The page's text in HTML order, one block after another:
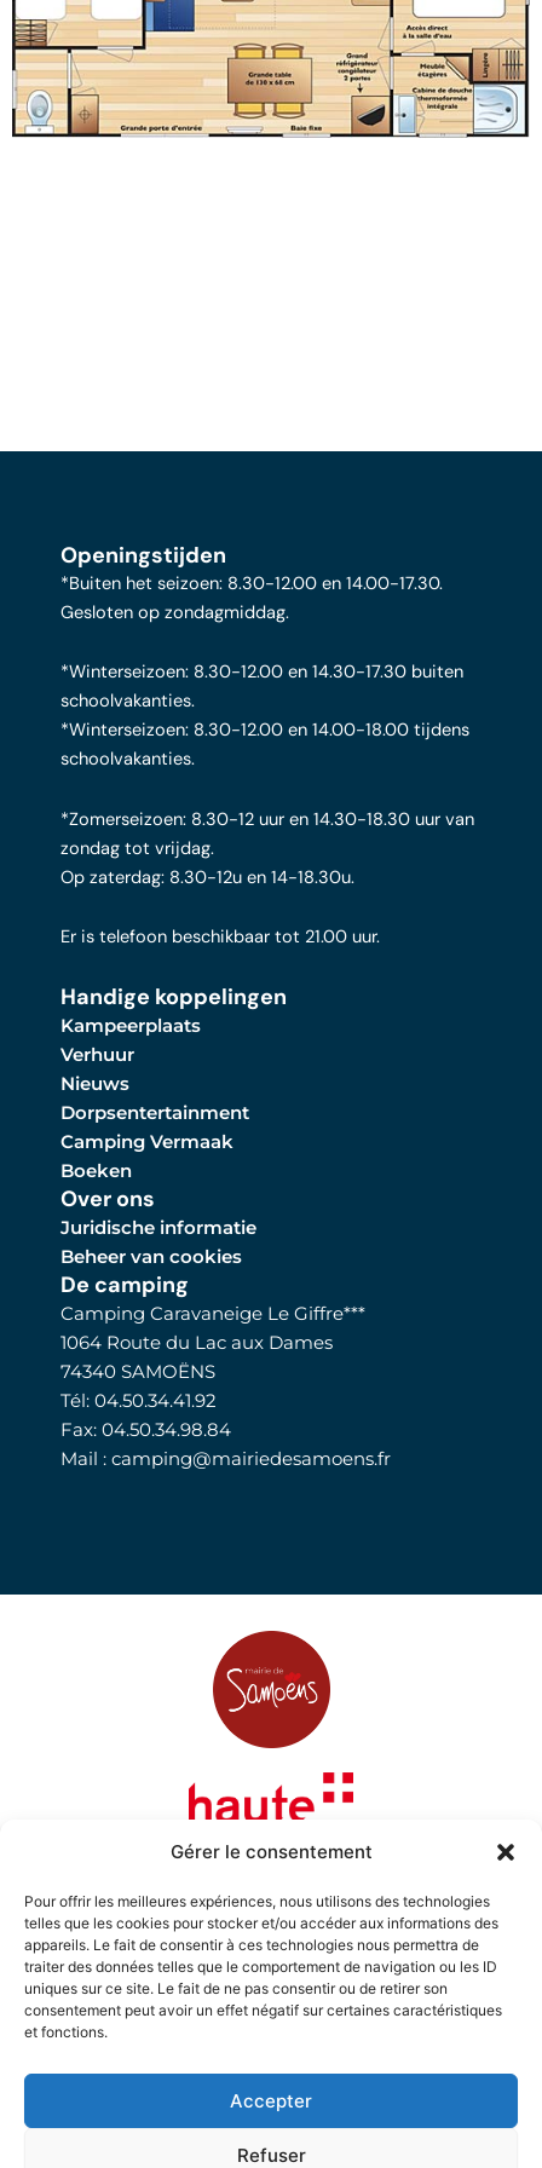
Gérer le consentement
Pour offrir les meilleures expériences, nous utilisons des technologies
telles que les cookies pour stocker et/ou accéder aux informations des
appareils. Le fait de consentir à ces technologies nous permettra de
traiter des données telles que le comportement de navigation ou les ID
uniques sur ce site. Le fait de ne pas consentir ou de retirer son
consentement peut avoir un effet négatif sur certaines caractéristiques
et fonctions.
Accepter
Refuser
Openingstijden
*Buiten het seizoen: 8.30-12.00 en 14.00-17.30.
Gesloten op zondagmiddag.
*Winterseizoen: 8.30-12.00 en 14.30-17.30 buiten
schoolvakanties.
*Winterseizoen: 8.30-12.00 en 14.00-18.00 tijdens
schoolvakanties.
*Zomerseizoen: 8.30-12 uur en 14.30-18.30 uur van
zondag tot vrijdag.
Op zaterdag: 8.30-12u en 14-18.30u.
Er is telefoon beschikbaar tot 21.00 uur.
Handige koppelingen
Kampeerplaats
Verhuur
Nieuws
Dorpsentertainment
Camping Vermaak
Boeken
Over ons
Juridische informatie
Beheer van cookies
De camping
Camping Caravaneige Le Giffre***
1064 Route du Lac aux Dames
74340 SAMOËNS
Tél: 04.50.34.41.92
Fax: 04.50.34.98.84
Mail : camping@mairiedesamoens.fr